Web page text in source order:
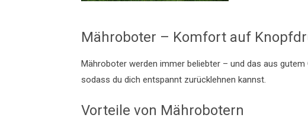
Mähroboter – Komfort auf
Mähroboter werden immer beliebter – und das aus
sodass du dich entspannt zurücklehnen kannst.
Vorteile von Mährobotern